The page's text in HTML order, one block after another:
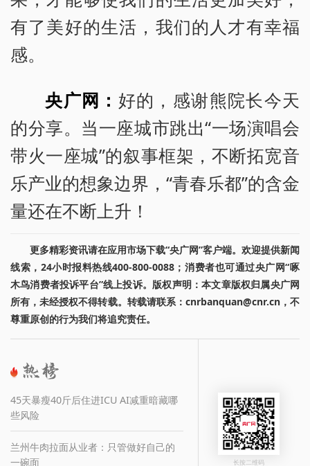
有了美好的生活，我们的人才有幸福
感。
央广网： 好的，感谢熊院长今天
的分享。当一座城市跳出“一场演唱会
带火一座城”的叙事框架，不断拓宽音
乐产业的想象边界，“青春乐都”的含金
量还在不断上升！
更多精彩资讯请在应用市场下载“央广网”客户端。欢迎提供新闻
线索，24小时报料热线400-800-0088；消费者也可通过央广网“啄
木鸟消费者投诉平台”线上投诉。版权声明：本文章版权归属央广网
所有，未经授权不得转载。转载请联系：cnrbanquan@cnr.cn，不
尊重原创的行为我们将追究责任。
45天暴瘦40斤后住进ICU AI减重暗藏哪
些风险
兰州牛肉拉面从业者：只管做好自己的
一碗面
长按二维码